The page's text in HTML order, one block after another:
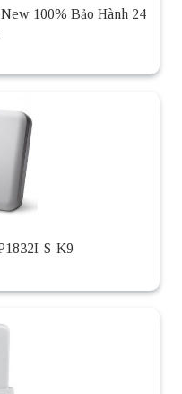
100% Bảo Hành 24
S-K9